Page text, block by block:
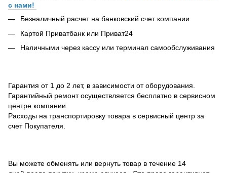
с нами!
Безналичный расчет на банковский счет компании
Картой Приватбанк или Приват24
Наличными через кассу или терминал самообслуживания
Гарантия от 1 до 2 лет, в зависимости от оборудования.
Гарантийный ремонт осуществляется бесплатно в сервисном
центре компании.
Расходы на транспортировку товара в сервисный центр за
счет Покупателя.
Вы можете обменять или вернуть товар в течение 14